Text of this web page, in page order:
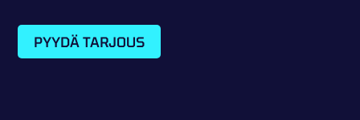
PYYDÄ TARJOUS